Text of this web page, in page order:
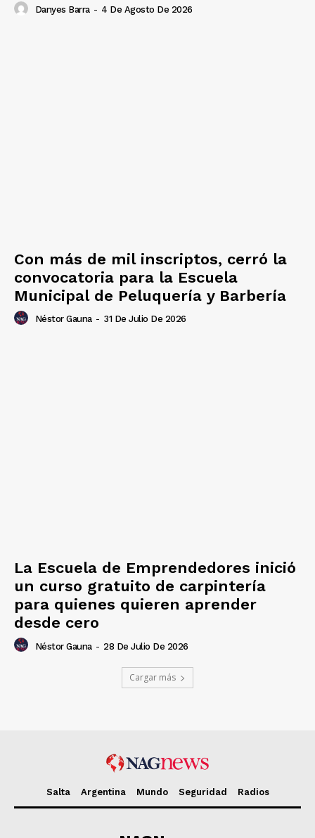
Danyes Barra - 4 De Agosto De 2026
Con más de mil inscriptos, cerró la
convocatoria para la Escuela
Municipal de Peluquería y Barbería
Néstor Gauna - 31 De Julio De 2026
La Escuela de Emprendedores inició
un curso gratuito de carpintería
para quienes quieren aprender
desde cero
Néstor Gauna - 28 De Julio De 2026
Cargar más
Salta Argentina Mundo Seguridad Radios